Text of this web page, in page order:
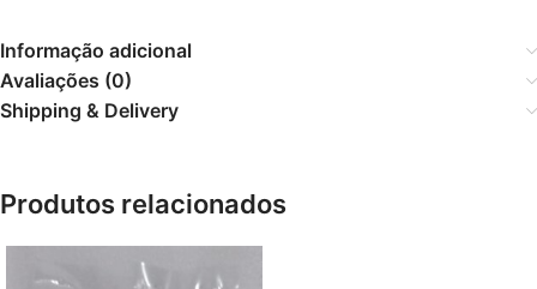
Informação adicional
Avaliações (0)
Shipping & Delivery
Produtos relacionados